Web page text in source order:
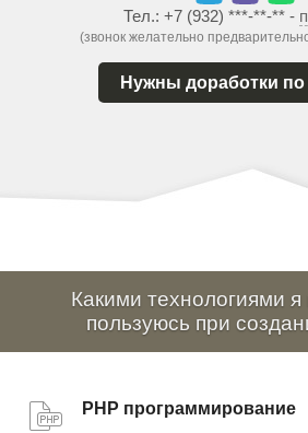
Тел.: +7 (932) ***-**-** -
(звонок желательно
Нужны доработки по
Какими технологиями
пользуюсь при
PHP программирование